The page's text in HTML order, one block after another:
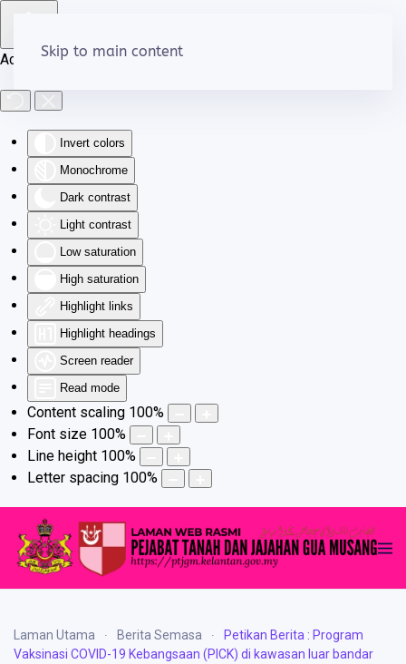
Accessibility Tools
Invert colors
Monochrome
Dark contrast
Light contrast
Low saturation
High saturation
Highlight links
Highlight headings
Screen reader
Read mode
Content scaling 100%
Font size 100%
Line height 100%
Letter spacing 100%
Skip to main content
Laman Utama Berita Semasa
Petikan Berita : Program
Vaksinasi COVID-19 Kebangsaan (PICK) di kawasan luar bandar